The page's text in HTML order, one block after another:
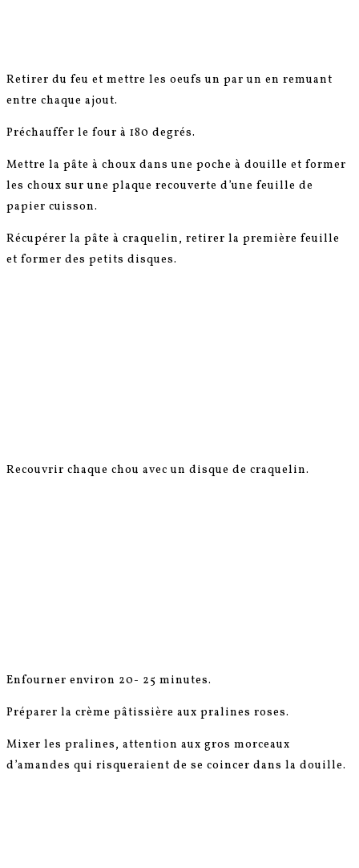
Retirer du feu et mettre les oeufs un par un en remuant
entre chaque ajout.
Préchauffer le four à 180 degrés.
Mettre la pâte à choux dans une poche à douille et former
les choux sur une plaque recouverte d’une feuille de
papier cuisson.
Récupérer la pâte à craquelin, retirer la première feuille
et former des petits disques.
Recouvrir chaque chou avec un disque de craquelin.
Enfourner environ 20- 25 minutes.
Préparer la crème pâtissière aux pralines roses.
Mixer les pralines, attention aux gros morceaux
d’amandes qui risqueraient de se coincer dans la douille.